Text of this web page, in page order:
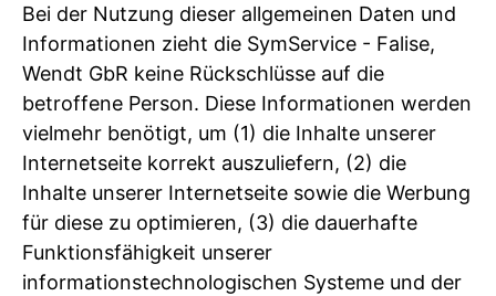
Bei der Nutzung dieser allgemeinen Daten und
Informationen zieht die SymService - Falise,
Wendt GbR keine Rückschlüsse auf die
betroffene Person. Diese Informationen werden
vielmehr benötigt, um (1) die Inhalte unserer
Internetseite korrekt auszuliefern, (2) die
Inhalte unserer Internetseite sowie die Werbung
für diese zu optimieren, (3) die dauerhafte
Funktionsfähigkeit unserer
informationstechnologischen Systeme und der